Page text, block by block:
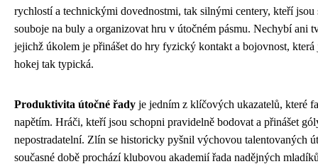
rychlostí a technickými dovednostmi, tak silnými centery, kteří jsou
souboje na buly a organizovat hru v útočném pásmu. Nechybí ani
jejichž úkolem je přinášet do hry fyzický kontakt a bojovnost,
hokej tak typická.
Produktivita útočné řady je jedním z klíčových ukazatelů, které
napětím. Hráči, kteří jsou schopni pravidelně bodovat a přinášet
nepostradatelní. Zlín se historicky pyšnil výchovou talentovaných
současné době prochází klubovou akademií řada nadějných